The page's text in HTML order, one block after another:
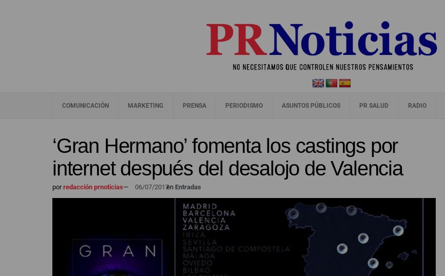
COMUNICACIÓN MARKETING PRENSA PERIODISMO ASUNTOS PÚBLICOS PR SALUD RADIO
‘Gran Hermano’ fomenta los castings por
internet después del desalojo de Valencia
porredacción prnoticias— 06/07/2017en Entradas